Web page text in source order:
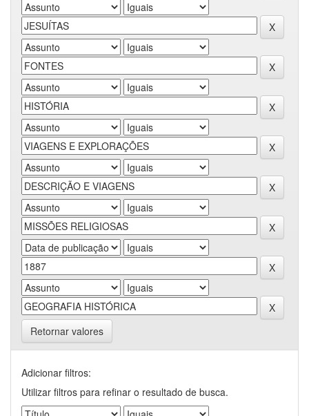
Retornar valores
Adicionar filtros:
Utilizar filtros para refinar o resultado de busca.